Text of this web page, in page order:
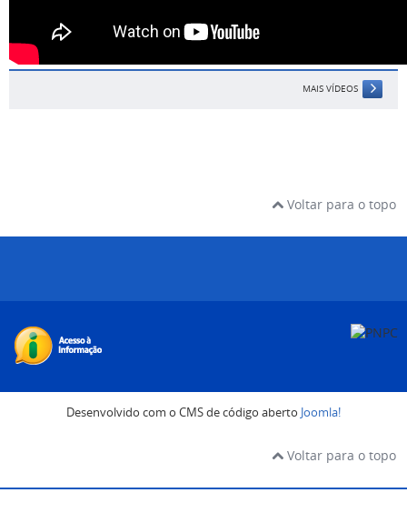
MAIS VÍDEOS
Voltar para o topo
Desenvolvido com o CMS de código aberto Joomla!
Voltar para o topo